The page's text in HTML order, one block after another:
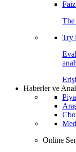
Faiz
The
Try
Haberler ve
Online